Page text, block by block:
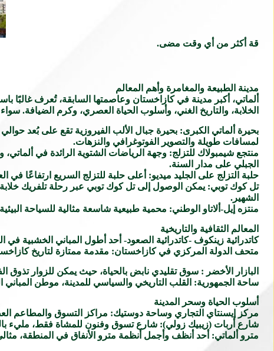
قة أكثر من أي وقت مضى.
مدينة الطبيعة والمغامرة وأهم المعالم
ألماتي، أكبر مدينة في كازاخستان وعاصمتها السابقة، تُعرف غالبًا
الخلابة، والتاريخ الغني، وأسلوب الحياة العصري، وكرم الضيافة.
لمسافات طويلة والتصوير الفوتوغرافي والنزهات.
منتجع شيمبولاك للتزلج: وجهة الرياضات الشتوية الرائدة في
الجبلي على مدار السنة.
حلبة التزلج على الجليد ميديو: أعلى حلبة للتزلج السريع ارتفاعًا في
تل كوك توبي: يمكن الوصول إلى تل كوك توبي عبر رحلة تلفريك خلابة
الشهير.
منتزه إيل-ألاتاو الوطني: محمية طبيعية شاسعة مثالية للسياحة
المعالم الثقافية والتاريخية
كاتدرائية زينكوف -كاتدرائية الصعود- أحد أطول المباني الخشبية
متحف الدولة المركزي في كازاخستان: مقدمة ممتازة لتاريخ كازاخستان
البازار الأخضر : سوق تقليدي نابض بالحياة، حيث يمكن للزوار تذوق
ساحة الجمهورية: القلب التاريخي والسياسي للمدينة، موطن المباني
أسلوب الحياة وسحر المدينة
مركز إيسنتاي التجاري وساحة دوستيك: مراكز التسوق والمطاعم
شارع أربات (زيبيك زولي): شارع تسوق وفنون للمشاة فقط، مليء
مترو ألماتي: أحد أنظف وأجمل أنظمة مترو الأنفاق في المنطقة،